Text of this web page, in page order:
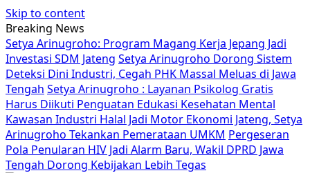
Skip to content
Breaking News
Setya Arinugroho: Program Magang Kerja Jepang Jadi
Investasi SDM Jateng Setya Arinugroho Dorong Sistem
Deteksi Dini Industri, Cegah PHK Massal Meluas di Jawa
Tengah Setya Arinugroho : Layanan Psikolog Gratis
Harus Diikuti Penguatan Edukasi Kesehatan Mental
Kawasan Industri Halal Jadi Motor Ekonomi Jateng, Setya
Arinugroho Tekankan Pemerataan UMKM Pergeseran
Pola Penularan HIV Jadi Alarm Baru, Wakil DPRD Jawa
Tengah Dorong Kebijakan Lebih Tegas